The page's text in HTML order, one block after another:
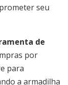
seu
de
por
para
a armadilha